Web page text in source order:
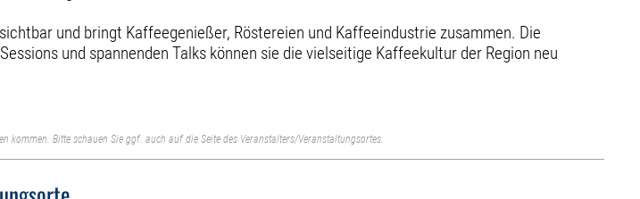
und bringt Kaffeegenießer, Röstereien und Kaffeeindustrie zusammen. Die
und spannenden Talks können sie die vielseitige Kaffeekultur der Region neu
Bitte schauen Sie ggf. auch auf die Seite des Veranstalters/Veranstaltungsortes.